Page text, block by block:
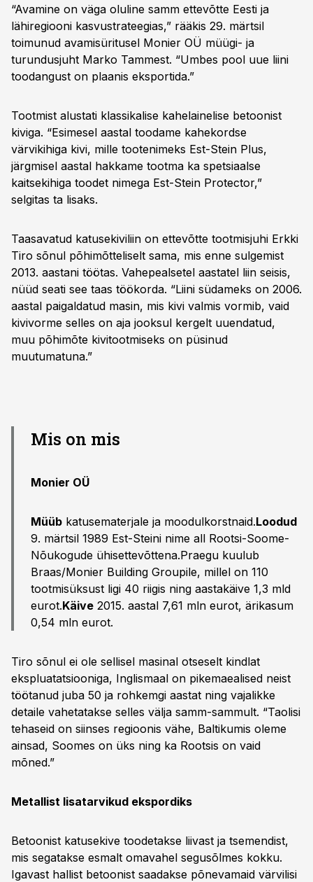
“Avamine on väga oluline samm ettevõtte Eesti ja
lähiregiooni kasvustrateegias,” rääkis 29. märtsil
toimunud avamisüritusel Monier OÜ müügi- ja
turundusjuht Marko Tammest. “Umbes pool uue liini
toodangust on plaanis eksportida.”
Tootmist alustati klassikalise kahelainelise betoonist
kiviga. “Esimesel aastal toodame kahekordse
värvikihiga kivi, mille tootenimeks Est-Stein Plus,
järgmisel aastal hakkame tootma ka spetsiaalse
kaitsekihiga toodet nimega Est-Stein Protector,”
selgitas ta lisaks.
Taasavatud katusekiviliin on ettevõtte tootmisjuhi Erkki
Tiro sõnul põhimõtteliselt sama, mis enne sulgemist
2013. aastani töötas. Vahepealsetel aastatel liin seisis,
nüüd seati see taas töökorda. “Liini südameks on 2006.
aastal paigaldatud masin, mis kivi valmis vormib, vaid
kivivorme selles on aja jooksul kergelt uuendatud,
muu põhimõte kivitootmiseks on püsinud
muutumatuna.”
Mis on mis
Monier OÜ
Müüb katusematerjale ja moodulkorstnaid.Loodud
9. märtsil 1989 Est-Steini nime all Rootsi-Soome-
Nõukogude ühisettevõttena.Praegu kuulub
Braas/Monier Building Groupile, millel on 110
tootmisüksust ligi 40 riigis ning aastakäive 1,3 mld
eurot.Käive 2015. aastal 7,61 mln eurot, ärikasum
0,54 mln eurot.
Tiro sõnul ei ole sellisel masinal otseselt kindlat
ekspluatatsiooniga, Inglismaal on pikemaealised neist
töötanud juba 50 ja rohkemgi aastat ning vajalikke
detaile vahetatakse selles välja samm-sammult. “Taolisi
tehaseid on siinses regioonis vähe, Baltikumis oleme
ainsad, Soomes on üks ning ka Rootsis on vaid
mõned.”
Metallist lisatarvikud ekspordiks
Betoonist katusekive toodetakse liivast ja tsemendist,
mis segatakse esmalt omavahel segusõlmes kokku.
Igavast hallist betoonist saadakse põnevamaid värvilisi